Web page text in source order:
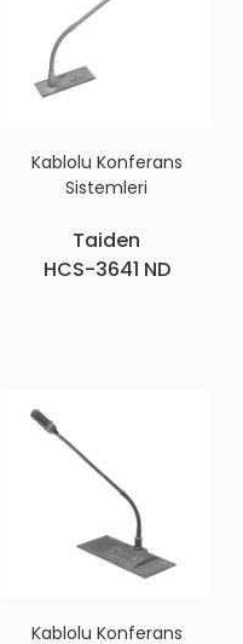
Kablolu Konferans
Sistemleri
Taiden
HCS-3641 ND
Kablolu Konferans